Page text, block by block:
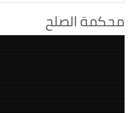
محكمة الصلح